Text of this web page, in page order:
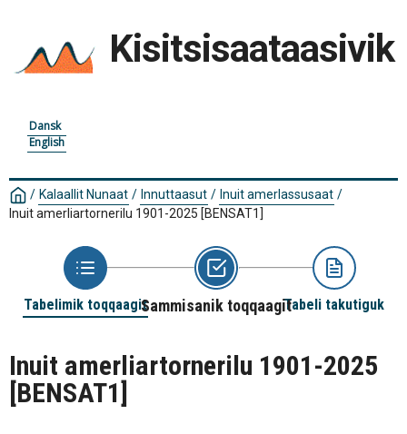
Kisitsisaataasivik
Dansk
English
/ Kalaallit Nunaat / Innuttaasut / Inuit amerlassusaat /
Inuit amerliartornerilu 1901-2025 [BENSAT1]
Tabelimik toqqaagitSammisanik toqqaagitTabeli takutiguk
Inuit amerliartornerilu 1901-2025
[BENSAT1]